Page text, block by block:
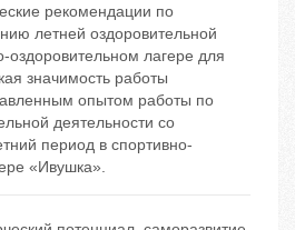
рекомендации по
летней оздоровительной
оздоровительном лагере для
значимость работы
опытом работы по
деятельности со
период в спортивно-
«Ивушка».